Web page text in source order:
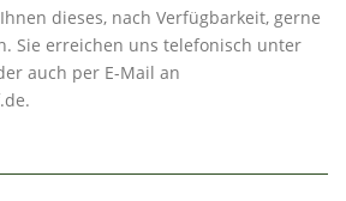
dieses, nach Verfügbarkeit, gerne
Sie erreichen uns telefonisch unter
auch per E-Mail an